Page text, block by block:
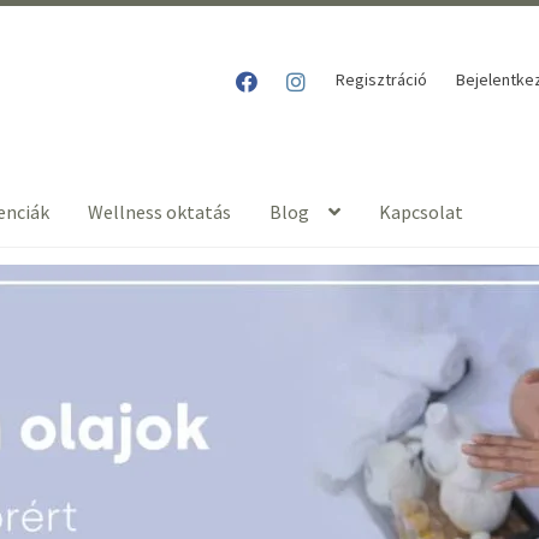
Regisztráció
Wellness oktatás Blog Kapcsolat